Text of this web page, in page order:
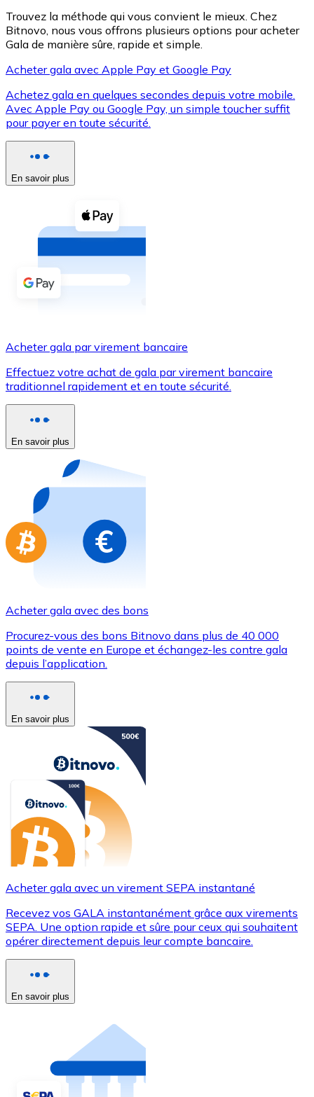
XRP
XRP
Voir toutes
Coupons crypto
Achetez des cryptomonnaies en espèces et d'autres
Acheter avec espèces
Virement SEPA
Utilisez les cartes Visa et Mastercard pour acheter
Acheter avec carte
Nouveau
Achetez des cartes-cadeaux de vos marques
Aller à la boutique de cartes-cadeaux
Trouvez la méthode qui vous convient le mieux. Chez
Bitnovo, nous vous offrons plusieurs options pour acheter
Gala de manière sûre, rapide et simple.
Acheter gala avec Apple Pay et Google Pay
Achetez gala en quelques secondes depuis votre mobile.
Avec Apple Pay ou Google Pay, un simple toucher suffit
pour payer en toute sécurité.
En savoir plus
Acheter gala par virement bancaire
Effectuez votre achat de gala par virement bancaire
traditionnel rapidement et en toute sécurité.
En savoir plus
Acheter gala avec des bons
Procurez-vous des bons Bitnovo dans plus de 40 000
points de vente en Europe et échangez-les contre gala
depuis l’application.
En savoir plus
Acheter gala avec un virement SEPA instantané
Recevez vos GALA instantanément grâce aux virements
SEPA. Une option rapide et sûre pour ceux qui souhaitent
opérer directement depuis leur compte bancaire.
En savoir plus